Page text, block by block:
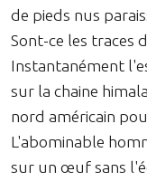
de pieds nus
Sont-ce les traces
Instantanément
sur la chaine
nord américain
L'abominable
sur un œuf sans